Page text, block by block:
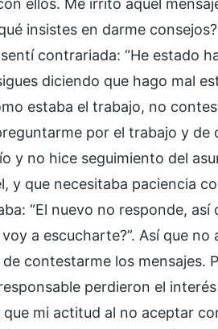
ellos. Me irritó aquel
insistes en darme
contrariada: “He estado
diciendo que hago mal
estaba el trabajo, no
por el trabajo y de
y no hice seguimiento del
y que necesitaba paciencia
“El nuevo no responde,
a escucharte?”. Así que no
contestarme los mensajes.
perdieron el
mi actitud al no aceptar